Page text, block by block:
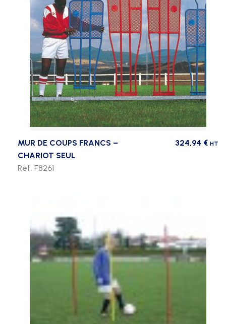
MUR DE COUPS FRANCS –
CHARIOT SEUL
324,94 € HT
Ref. F8261